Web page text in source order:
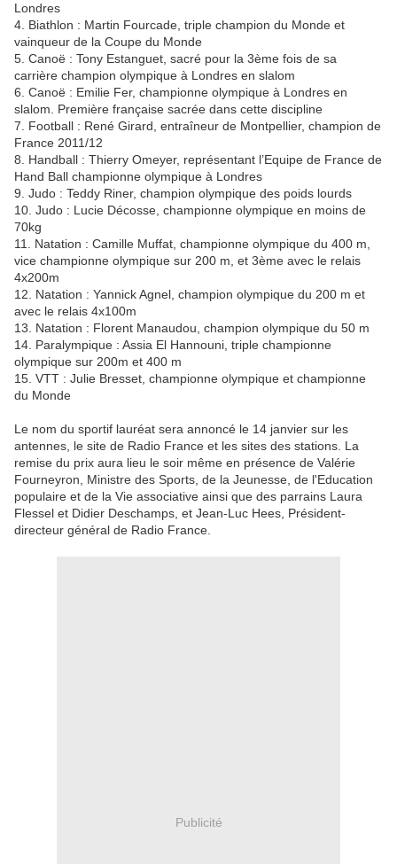
Londres
4. Biathlon : Martin Fourcade, triple champion du Monde et
vainqueur de la Coupe du Monde
5. Canoë : Tony Estanguet, sacré pour la 3ème fois de sa
carrière champion olympique à Londres en slalom
6. Canoë : Emilie Fer, championne olympique à Londres en
slalom. Première française sacrée dans cette discipline
7. Football : René Girard, entraîneur de Montpellier, champion de
France 2011/12
8. Handball : Thierry Omeyer, représentant l’Equipe de France de
Hand Ball championne olympique à Londres
9. Judo : Teddy Riner, champion olympique des poids lourds
10. Judo : Lucie Décosse, championne olympique en moins de
70kg
11. Natation : Camille Muffat, championne olympique du 400 m,
vice championne olympique sur 200 m, et 3ème avec le relais
4x200m
12. Natation : Yannick Agnel, champion olympique du 200 m et
avec le relais 4x100m
13. Natation : Florent Manaudou, champion olympique du 50 m
14. Paralympique : Assia El Hannouni, triple championne
olympique sur 200m et 400 m
15. VTT : Julie Bresset, championne olympique et championne
du Monde
Le nom du sportif lauréat sera annoncé le 14 janvier sur les
antennes, le site de Radio France et les sites des stations. La
remise du prix aura lieu le soir même en présence de Valérie
Fourneyron, Ministre des Sports, de la Jeunesse, de l'Education
populaire et de la Vie associative ainsi que des parrains Laura
Flessel et Didier Deschamps, et Jean-Luc Hees, Président-
directeur général de Radio France.
Publicité